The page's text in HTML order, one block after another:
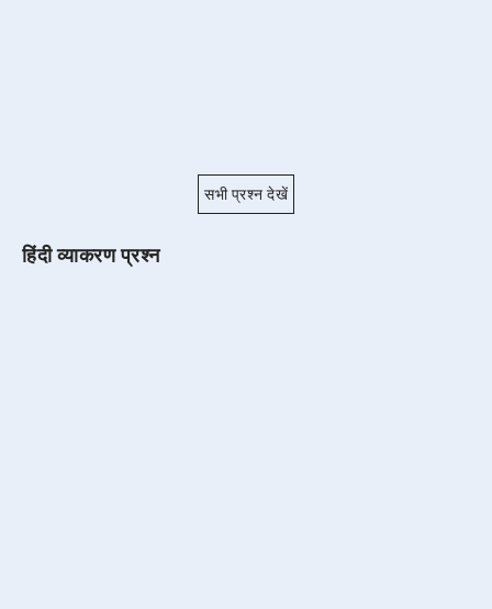
सभी प्रश्न देखें
हिंदी व्याकरण प्रश्न